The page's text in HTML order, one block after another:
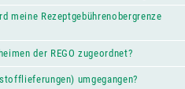
meine Rezeptgebührenobergrenze
der REGO zugeordnet?
umgegangen?